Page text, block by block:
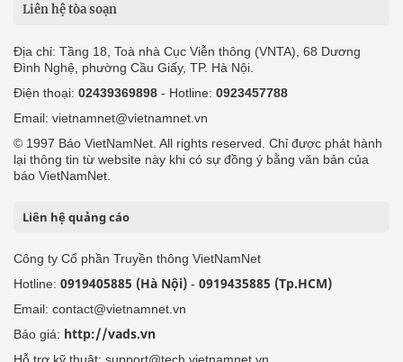
Liên hệ tòa soạn
Địa chỉ: Tầng 18, Toà nhà Cục Viễn thông (VNTA), 68 Dương
Đình Nghệ, phường Cầu Giấy, TP. Hà Nội.
Điện thoại: 02439369898 - Hotline: 0923457788
Email: vietnamnet@vietnamnet.vn
© 1997 Báo VietNamNet. All rights reserved. Chỉ được phát hành
lại thông tin từ website này khi có sự đồng ý bằng văn bản của
báo VietNamNet.
Liên hệ quảng cáo
Công ty Cổ phần Truyền thông VietNamNet
Hotline: 0919405885 (Hà Nội) - 0919435885 (Tp.HCM)
Email: contact@vietnamnet.vn
Báo giá: http://vads.vn